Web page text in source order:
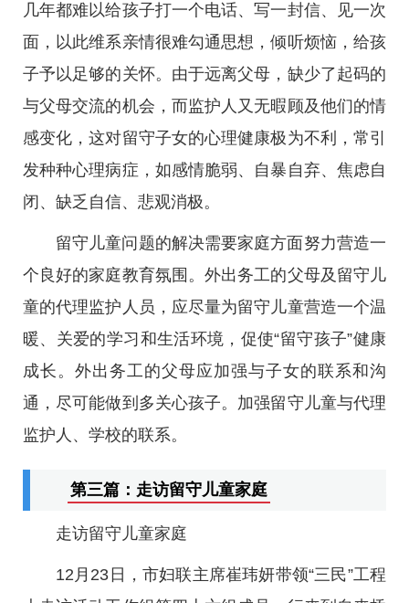
几年都难以给孩子打一个电话、写一封信、见一次
面，以此维系亲情很难勾通思想，倾听烦恼，给孩
子予以足够的关怀。由于远离父母，缺少了起码的
与父母交流的机会，而监护人又无暇顾及他们的情
感变化，这对留守子女的心理健康极为不利，常引
发种种心理病症，如感情脆弱、自暴自弃、焦虑自
闭、缺乏自信、悲观消极。
留守儿童问题的解决需要家庭方面努力营造一
个良好的家庭教育氛围。外出务工的父母及留守儿
童的代理监护人员，应尽量为留守儿童营造一个温
暖、关爱的学习和生活环境，促使“留守孩子”健康
成长。外出务工的父母应加强与子女的联系和沟
通，尽可能做到多关心孩子。加强留守儿童与代理
监护人、学校的联系。
第三篇：走访留守儿童家庭
走访留守儿童家庭
12月23日，市妇联主席崔玮妍带领“三民”工程